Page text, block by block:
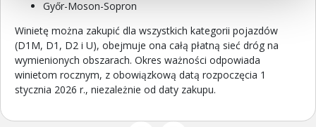
Győr-Moson-Sopron
Winietę można zakupić dla wszystkich kategorii pojazdów
(D1M, D1, D2 i U), obejmuje ona całą płatną sieć dróg na
wymienionych obszarach. Okres ważności odpowiada
winietom rocznym, z obowiązkową datą rozpoczęcia 1
stycznia 2026 r., niezależnie od daty zakupu.